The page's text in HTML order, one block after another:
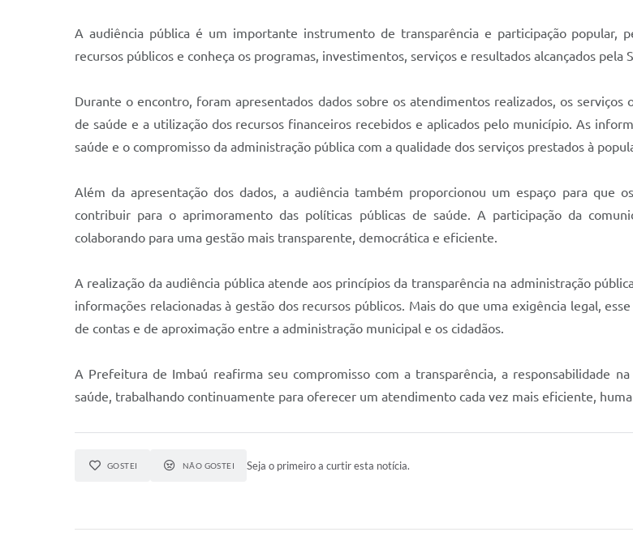
A audiência pública é um importante instrumento de transparência e participação popular,
recursos públicos e conheça os programas, investimentos, serviços e resultados alcançados pela
Durante o encontro, foram apresentados dados sobre os atendimentos realizados, os
de saúde e a utilização dos recursos financeiros recebidos e aplicados pelo município. As
saúde e o compromisso da administração pública com a qualidade dos serviços prestados à
Além da apresentação dos dados, a audiência também proporcionou um espaço para que
contribuir para o aprimoramento das políticas públicas de saúde. A participação da
colaborando para uma gestão mais transparente, democrática e eficiente.
A realização da audiência pública atende aos princípios da transparência na administração
informações relacionadas à gestão dos recursos públicos. Mais do que uma exigência legal,
de contas e de aproximação entre a administração municipal e os cidadãos.
A Prefeitura de Imbaú reafirma seu compromisso com a transparência, a responsabilidade
saúde, trabalhando continuamente para oferecer um atendimento cada vez mais eficiente,
GOSTEI NÃO GOSTEI Seja o primeiro a curtir esta notícia.